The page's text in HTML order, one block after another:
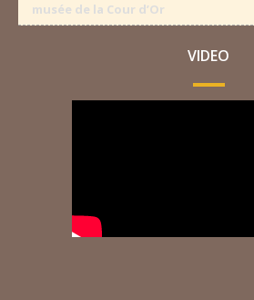
musée de la Cour d’Or
VIDEO